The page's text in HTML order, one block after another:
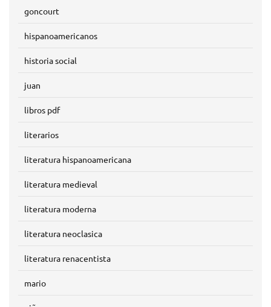
goncourt
hispanoamericanos
historia social
juan
libros pdf
literarios
literatura hispanoamericana
literatura medieval
literatura moderna
literatura neoclasica
literatura renacentista
mario